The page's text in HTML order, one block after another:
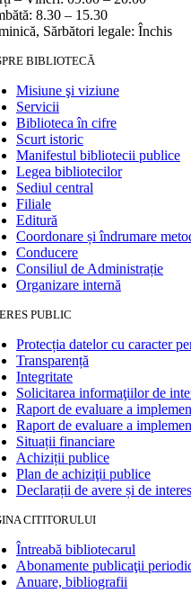
8.30 – 15.30
Sărbători legale: Închis
BIBLIOTECĂ
Misiune şi viziune
Servicii
Biblioteca în cifre
Scurt istoric
Manifestul bibliotecii publice
Legea bibliotecilor
Sediul central
Filiale
Editură
Coordonare și îndrumare
Conducere
Consiliul de Administrație
Organizare internă
PUBLIC
Protecția datelor cu caracter
Transparență
Integritate
Solicitarea informaţiilor de
Raport de evaluare a
Raport de evaluare a
Situații financiare
Achiziții publice
Plan de achiziţii publice
Declarații de avere și de
CITITORULUI
Întreabă bibliotecarul
Abonamente publicaţii
Anuare, bibliografii